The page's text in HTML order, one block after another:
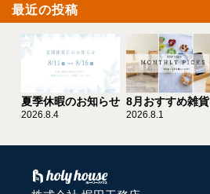
最近の投稿
夏季休暇のお知らせ
2026.8.4
8月おすすめ雑貨
2026.8.1